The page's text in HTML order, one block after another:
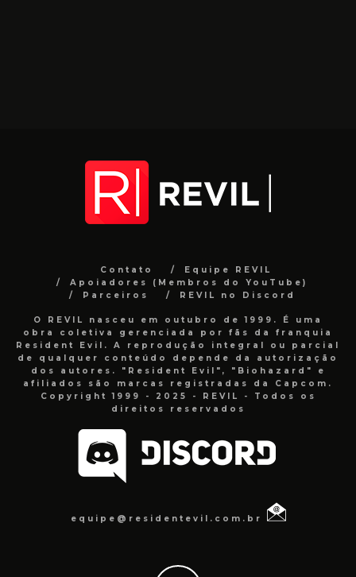
Contato
Equipe REVIL
Apoiadores (Membros do YouTube)
Parceiros
REVIL no Discord
O REVIL nasceu em outubro de 1999. É uma
obra coletiva gerenciada por fãs da franquia
Resident Evil. A reprodução integral ou parcial
de qualquer conteúdo depende da autorização
dos autores. "Resident Evil", "Biohazard" e
afiliados são marcas registradas da Capcom.
Copyright 1999 - 2025 - REVIL - Todos os
direitos reservados
equipe@residentevil.com.br